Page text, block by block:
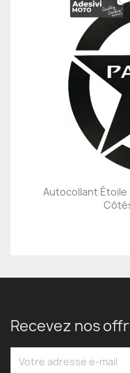
Autocollant
Recevez nos